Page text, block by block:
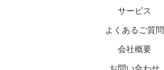
サービス
よくあるご質問
会社概要
お問い合わせ